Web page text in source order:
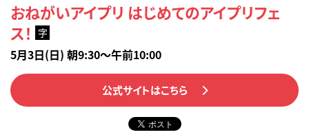
おねがいアイプリ はじめてのアイプリフェ
ス！
字
5月3日(日) 朝9:30～午前10:00
公式サイトはこちら